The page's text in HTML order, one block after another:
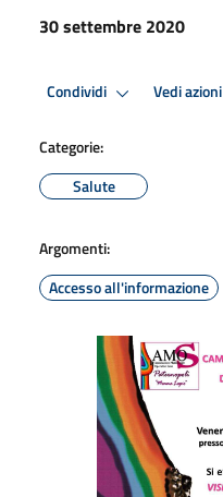
30 settembre 2020
Condividi Vedi azioni
Categorie:
Salute
Argomenti:
Accesso all'informazione